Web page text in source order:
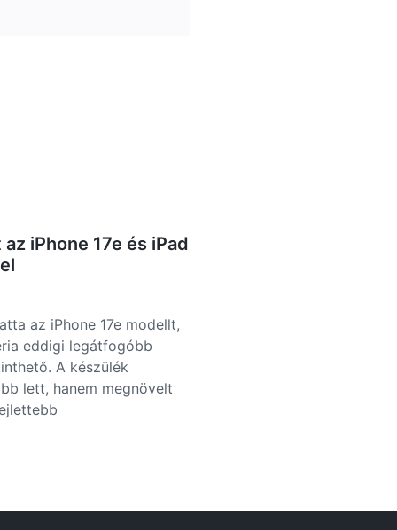
iPhone 17e és iPad
az iPhone 17e modellt,
eddigi legátfogóbb
A készülék
lett, hanem megnövelt